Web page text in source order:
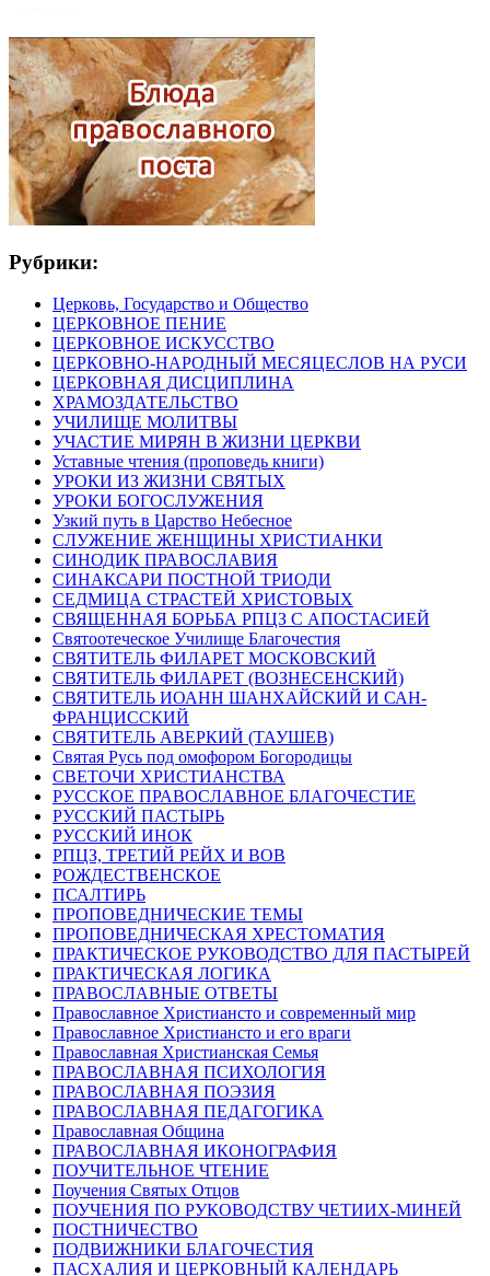
Рубрики:
Церковь, Государство и Общество
ЦЕРКОВНОЕ ПЕНИЕ
ЦЕРКОВНОЕ ИСКУССТВО
ЦЕРКОВНО-НАРОДНЫЙ МЕСЯЦЕСЛОВ НА РУСИ
ЦЕРКОВНАЯ ДИСЦИПЛИНА
ХРАМОЗДАТЕЛЬСТВО
УЧИЛИЩЕ МОЛИТВЫ
УЧАСТИЕ МИРЯН В ЖИЗНИ ЦЕРКВИ
Уставные чтения (проповедь книги)
УРОКИ ИЗ ЖИЗНИ СВЯТЫХ
УРОКИ БОГОСЛУЖЕНИЯ
Узкий путь в Царство Небесное
СЛУЖЕНИЕ ЖЕНЩИНЫ ХРИСТИАНКИ
СИНОДИК ПРАВОСЛАВИЯ
СИНАКСАРИ ПОСТНОЙ ТРИОДИ
СЕДМИЦА СТРАСТЕЙ ХРИСТОВЫХ
СВЯЩЕННАЯ БОРЬБА РПЦЗ С АПОСТАСИЕЙ
Святоотеческое Училище Благочестия
СВЯТИТЕЛЬ ФИЛАРЕТ МОСКОВСКИЙ
СВЯТИТЕЛЬ ФИЛАРЕТ (ВОЗНЕСЕНСКИЙ)
СВЯТИТЕЛЬ ИОАНН ШАНХАЙСКИЙ И САН-
ФРАНЦИССКИЙ
СВЯТИТЕЛЬ АВЕРКИЙ (ТАУШЕВ)
Святая Русь под омофором Богородицы
СВЕТОЧИ ХРИСТИАНСТВА
РУССКОЕ ПРАВОСЛАВНОЕ БЛАГОЧЕСТИЕ
РУССКИЙ ПАСТЫРЬ
РУССКИЙ ИНОК
РПЦЗ, ТРЕТИЙ РЕЙХ И ВОВ
РОЖДЕСТВЕНСКОЕ
ПСАЛТИРЬ
ПРОПОВЕДНИЧЕСКИЕ ТЕМЫ
ПРОПОВЕДНИЧЕСКАЯ ХРЕСТОМАТИЯ
ПРАКТИЧЕСКОЕ РУКОВОДСТВО ДЛЯ ПАСТЫРЕЙ
ПРАКТИЧЕСКАЯ ЛОГИКА
ПРАВОСЛАВНЫЕ ОТВЕТЫ
Православное Христиансто и современный мир
Православное Христиансто и его враги
Православная Христианская Семья
ПРАВОСЛАВНАЯ ПСИХОЛОГИЯ
ПРАВОСЛАВНАЯ ПОЭЗИЯ
ПРАВОСЛАВНАЯ ПЕДАГОГИКА
Православная Община
ПРАВОСЛАВНАЯ ИКОНОГРАФИЯ
ПОУЧИТЕЛЬНОЕ ЧТЕНИЕ
Поучения Святых Отцов
ПОУЧЕНИЯ ПО РУКОВОДСТВУ ЧЕТИИХ-МИНЕЙ
ПОСТНИЧЕСТВО
ПОДВИЖНИКИ БЛАГОЧЕСТИЯ
ПАСХАЛИЯ И ЦЕРКОВНЫЙ КАЛЕНДАРЬ